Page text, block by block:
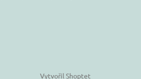
Vytvořil Shoptet